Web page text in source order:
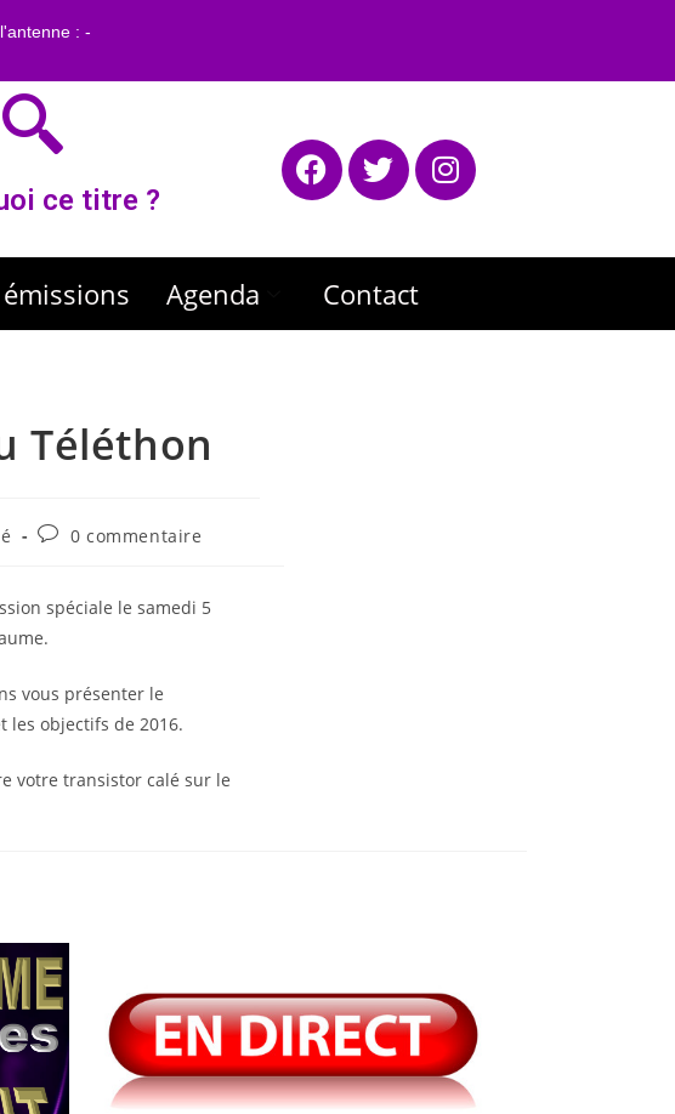
ce titre ?
Agenda Contact
Téléthon
0 commentaire
spéciale le samedi 5
vous présenter le
les objectifs de 2016.
votre transistor calé sur le